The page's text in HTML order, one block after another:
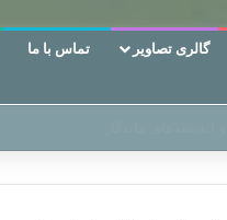
گالری تصاویر تماس با ما